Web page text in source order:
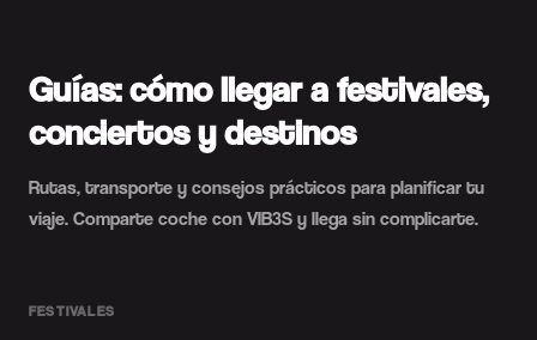
Guías: cómo llegar a festivales,
conciertos y destinos
Rutas, transporte y consejos prácticos para planificar tu
viaje. Comparte coche con VIB3S y llega sin complicarte.
FESTIVALES